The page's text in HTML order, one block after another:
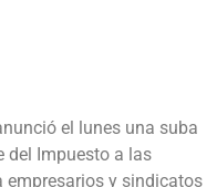
el lunes una suba
del Impuesto a las
empresarios y sindicatos